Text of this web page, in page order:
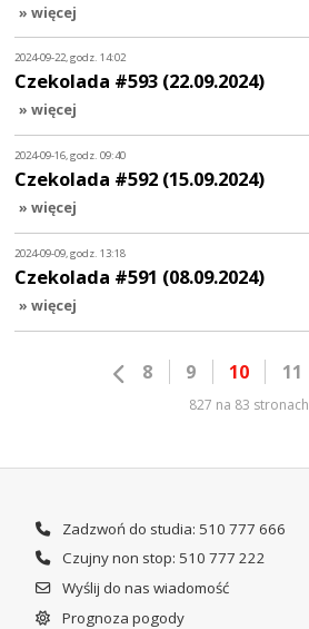
» więcej
2024-09-22, godz. 14:02
Czekolada #593 (22.09.2024)
» więcej
2024-09-16, godz. 09:40
Czekolada #592 (15.09.2024)
» więcej
2024-09-09, godz. 13:18
Czekolada #591 (08.09.2024)
» więcej
8 9 10 11
827 na 83 stronach
Zadzwoń do studia: 510 777 666
Czujny non stop: 510 777 222
Wyślij do nas wiadomość
Prognoza pogody